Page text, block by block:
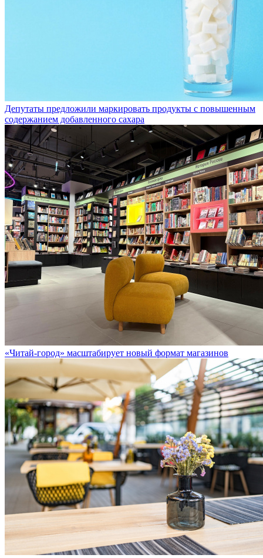
Депутаты предложили маркировать продукты с повышенным
содержанием добавленного сахара
«Читай-город» масштабирует новый формат магазинов